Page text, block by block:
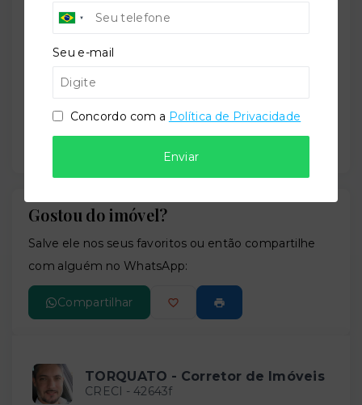
−
Gostou do imóvel?
Salve ele nos seus favoritos ou então compartilhe
com alguém no WhatsApp:
Compartilhar
TORQUATO - Corretor de Imóveis
CRECI - 42643f
Seu e-mail
Concordo com a Política de Privacidade
Enviar